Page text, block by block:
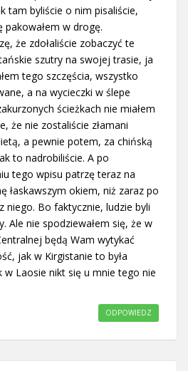
tam byliście o nim pisaliście,
pakowałem w drogę.
że zdołaliście zobaczyć te
szutry na swojej trasie, ja
tego szczęścia, wszystko
a na wycieczki w ślepe
ścieżkach nie miałem
że nie zostaliście złamani
a pewnie potem, za chińską
to nadrobiliście. A po
tego wpisu patrzę teraz na
łaskawszym okiem, niż zaraz po
niego. Bo faktycznie, ludzie byli
Ale nie spodziewałem się, że w
będą Wam wytykać
jak w Kirgistanie to była
w Laosie nikt się u mnie tego nie
ODPOWIEDZ